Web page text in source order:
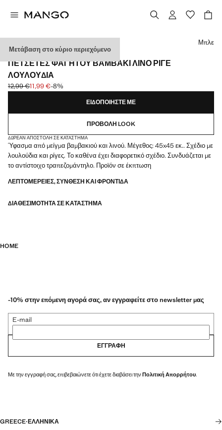
Μετάβαση στο κύριο περιεχόμενο
2 PACK
ΠΕΤΣΈΤΕΣ ΦΑΓΗΤΟΎ ΒΑΜΒΆΚΙ ΛΙΝΌ ΡΙΓΈ
ΛΟΥΛΟΎΔΙΑ
Αρχική τιμή με διαγραφή [12,99 € ]
12,99 €
Ισχύουσα τιμή [11,99 € ]
11,99 €-8%
Διάλεξε χρώμα
Μπλε
ΕΙΔΟΠΟΙΉΣΤΕ ΜΕ
ΠΡΟΒΟΛΉ LOOK
ΔΩΡΕΆΝ ΑΠΟΣΤΟΛΉ ΣΕ ΚΑΤΆΣΤΗΜΑ
Ύφασμα από μείγμα βαμβακιού και λινού. Μέγεθος: 45x45 εκ.. Σχέδιο με
λουλούδια και ρίγες. Το καθένα έχει διαφορετικό σχέδιο. Συνδυάζεται με
το αντίστοιχο τραπεζομάντηλο. Προϊόν σε έκπτωση
ΛΕΠΤΟΜΈΡΕΙΕΣ, ΣΎΝΘΕΣΗ ΚΑΙ ΦΡΟΝΤΊΔΑ
ΔΙΑΘΕΣΙΜΌΤΗΤΑ ΣΕ ΚΑΤΆΣΤΗΜΑ
HOME
-10% στην επόμενη αγορά σας, αν εγγραφείτε στο newsletter μας
E-mail
ΕΓΓΡΑΦΉ
Με την εγγραφή σας, επιβεβαιώνετε ότι έχετε διαβάσει την Πολιτική Απορρήτου.
GREECE·ΕΛΛΗΝΙΚΆ